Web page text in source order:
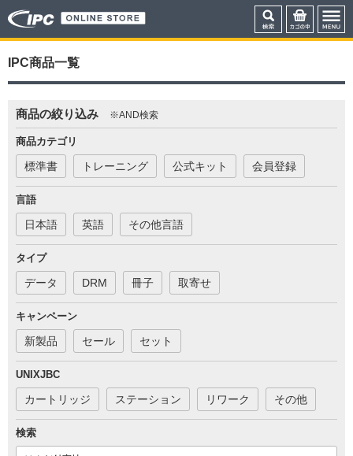
IPC商品一覧
商品の絞り込み ※AND検索
商品カテゴリ
標準書 トレーニング 公式キット 会員登録
言語
日本語 英語 その他言語
タイプ
データ DRM 冊子 取寄せ
キャンペーン
新製品 セール セット
UNIXJBC
カートリッジ ステーション リワーク その他
検索